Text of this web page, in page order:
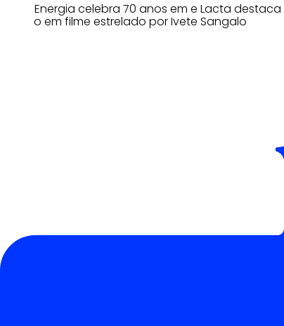
Copa Energia celebra 70 anos em e Lacta destaca
o afeto em filme estrelado por Ivete Sangalo